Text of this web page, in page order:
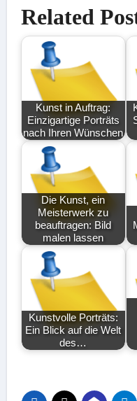
Related
Kunst in Auftrag:
Einzigartige Porträts
nach Ihren Wünschen
Die Kunst, ein
Meisterwerk zu
beauftragen: Bild
malen lassen
Kunstvolle Porträts:
Ein Blick auf die Welt
des…